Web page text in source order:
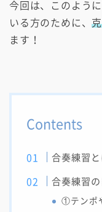
今回は、このよう
いる方のために、
ます！
Contents
合奏練習と
合奏練習の
①テンポ